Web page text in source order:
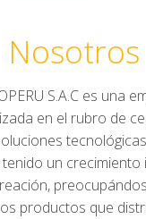
Nosotros
S.A.C es una
en el rubro de
un
productos que